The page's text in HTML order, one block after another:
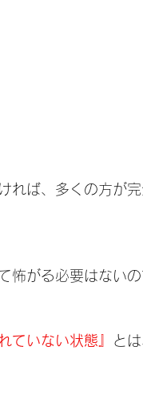
れば、多くの方が
怖がる必要はない
ていない状態』
と